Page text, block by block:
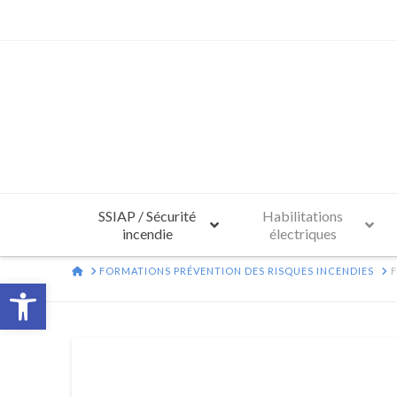
Ouvrir la barre d’outils
SSIAP / Sécurité
incendie
Habilitations
électriques
HOMEFORMATIONS PRÉVENTION DES RISQUES INCENDIES